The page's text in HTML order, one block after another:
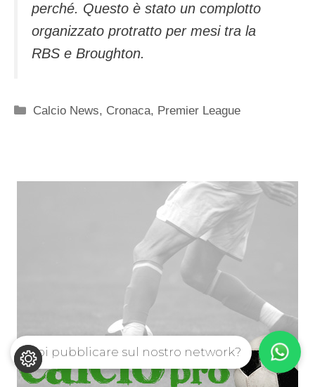
perché. Questo è stato un complotto
organizzato protratto per mesi tra la
RBS e Broughton.
Categorie
Calcio News, Cronaca, Premier League
Vuoi pubblicare sul nostro network?